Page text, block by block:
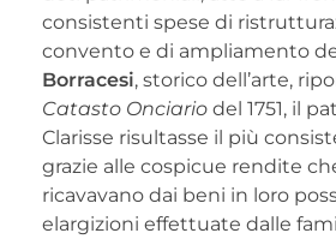
consistenti spese di
convento e di ampliamento
Borracesi, storico dell’arte,
Catasto Onciario del 1751, il
Clarisse risultasse il più
grazie alle cospicue rendite
ricavavano dai beni in loro
elargizioni effettuate dalle